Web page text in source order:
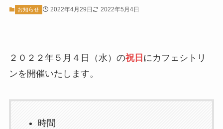
お知らせ 2022年4月29日 2022年5月4日
２０２２年５月４日（水）の祝日 にカフェシトリ
ンを開催いたします。
時間